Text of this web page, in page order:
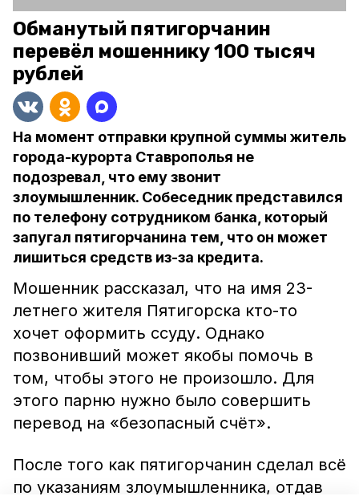
Обманутый пятигорчанин
перевёл мошеннику 100 тысяч
рублей
На момент отправки крупной суммы житель
города-курорта Ставрополья не
подозревал, что ему звонит
злоумышленник. Собеседник представился
по телефону сотрудником банка, который
запугал пятигорчанина тем, что он может
лишиться средств из-за кредита.
Мошенник рассказал, что на имя 23-
летнего жителя Пятигорска кто-то
хочет оформить ссуду. Однако
позвонивший может якобы помочь в
том, чтобы этого не произошло. Для
этого парню нужно было совершить
перевод на «безопасный счёт».
После того как пятигорчанин сделал всё
по указаниям злоумышленника, отдав